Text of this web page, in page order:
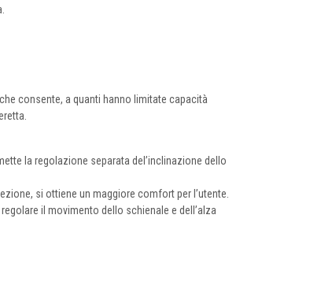
consente, a quanti hanno limitate capacità
la regolazione separata del’inclinazione dello
si ottiene un maggiore comfort per l’utente.
il movimento dello schienale e dell’alza